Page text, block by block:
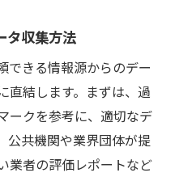
法
フィードバックルー
算管理
交渉ポイント
報告の重要性
タ収集方法
できる情報源からのデー
直結します。まずは、過
ークを参考に、適切なデ
公共機関や業界団体が提
業者の評価レポートなど